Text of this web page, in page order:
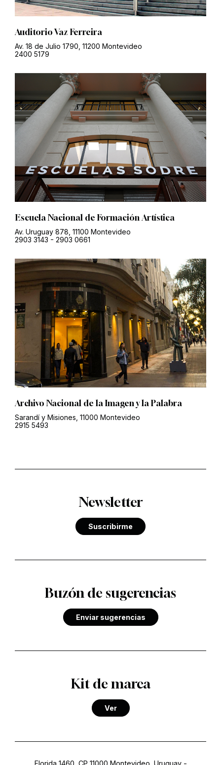
Auditorio Vaz Ferreira
Av. 18 de Julio 1790, 11200 Montevideo
2400 5179
Escuela Nacional de Formación Artística
Av. Uruguay 878, 11100 Montevideo
2903 3143 - 2903 0661
Archivo Nacional de la Imagen y la Palabra
Sarandí y Misiones, 11000 Montevideo
2915 5493
Newsletter
Suscribirme
Buzón de sugerencias
Enviar sugerencias
Kit de marca
Ver
Florida 1460, CP 11000 Montevideo, Uruguay-